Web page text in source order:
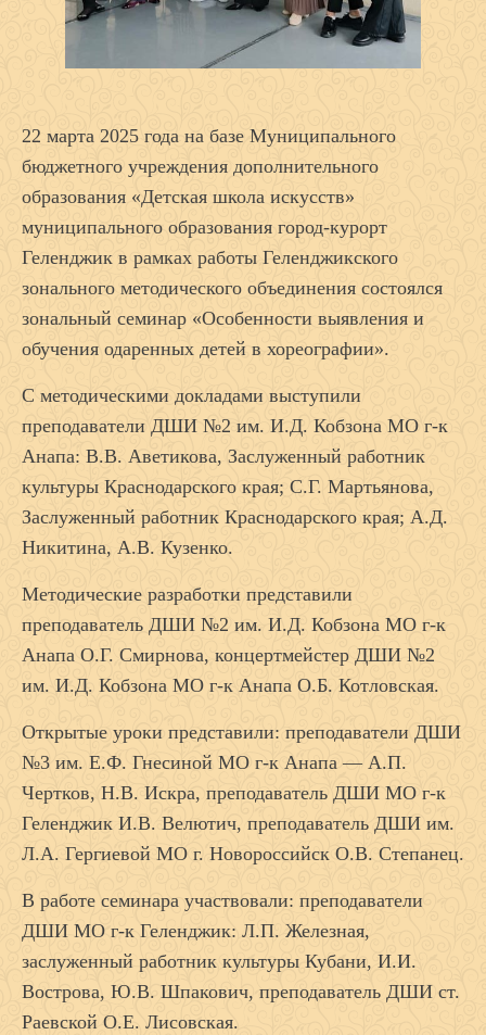
22 марта 2025 года на базе Муниципального
бюджетного учреждения дополнительного
образования «Детская школа искусств»
муниципального образования город-курорт
Геленджик в рамках работы Геленджикского
зонального методического объединения состоялся
зональный семинар «Особенности выявления и
обучения одаренных детей в хореографии».
С методическими докладами выступили
преподаватели ДШИ №2 им. И.Д. Кобзона МО г-к
Анапа: В.В. Аветикова, Заслуженный работник
культуры Краснодарского края; С.Г. Мартьянова,
Заслуженный работник Краснодарского края; А.Д.
Никитина, А.В. Кузенко.
Методические разработки представили
преподаватель ДШИ №2 им. И.Д. Кобзона МО г-к
Анапа О.Г. Смирнова, концертмейстер ДШИ №2
им. И.Д. Кобзона МО г-к Анапа О.Б. Котловская.
Открытые уроки представили: преподаватели ДШИ
№3 им. Е.Ф. Гнесиной МО г-к Анапа — А.П.
Чертков, Н.В. Искра, преподаватель ДШИ МО г-к
Геленджик И.В. Велютич, преподаватель ДШИ им.
Л.А. Гергиевой МО г. Новороссийск О.В. Степанец.
В работе семинара участвовали: преподаватели
ДШИ МО г-к Геленджик: Л.П. Железная,
заслуженный работник культуры Кубани, И.И.
Вострова, Ю.В. Шпакович, преподаватель ДШИ ст.
Раевской О.Е. Лисовская.